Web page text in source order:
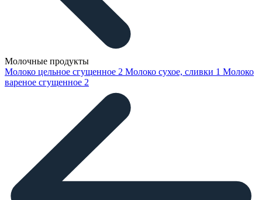
Молочные продукты
Молоко цельное сгущенное 2 Молоко сухое, сливки 1 Молоко
вареное сгущенное 2